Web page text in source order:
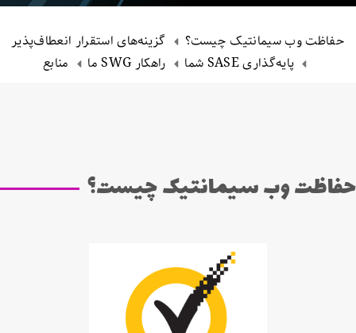
حفاظت وب سیمانتیک چیست؟
گزینه‌های استقرار انعطاف‌پذیر
پایه‌گذاری SASE شما
راهکار SWG ما منابع
حفاظت وب سیمانتیک چیست؟